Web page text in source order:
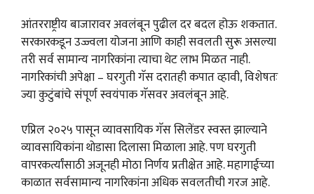
आंतरराष्ट्रीय बाजारावर अवलंबून पुढील दर बदल होऊ शकतात.
सरकारकडून उज्ज्वला योजना आणि काही सवलती सुरू असल्या
तरी सर्व सामान्य नागरिकांना त्याचा थेट लाभ मिळत नाही.
नागरिकांची अपेक्षा – घरगुती गॅस दरातही कपात व्हावी, विशेषतः
ज्या कुटुंबांचे संपूर्ण स्वयंपाक गॅसवर अवलंबून आहे.
एप्रिल २०२५ पासून व्यावसायिक गॅस सिलेंडर स्वस्त झाल्याने
व्यावसायिकांना थोडासा दिलासा मिळाला आहे. पण घरगुती
वापरकर्त्यांसाठी अजूनही मोठा निर्णय प्रतीक्षेत आहे. महागाईच्या
काळात सर्वसामान्य नागरिकांना अधिक सवलतीची गरज आहे.